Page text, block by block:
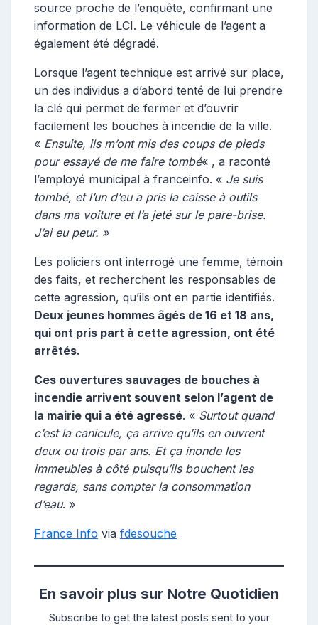
source proche de l’enquête, confirmant une
information de LCI. Le véhicule de l’agent a
également été dégradé.
Lorsque l’agent technique est arrivé sur place,
un des individus a d’abord tenté de lui prendre
la clé qui permet de fermer et d’ouvrir
facilement les bouches à incendie de la ville.
« Ensuite, ils m’ont mis des coups de pieds
pour essayé de me faire tombé« , a raconté
l’employé municipal à franceinfo. « Je suis
tombé, et l’un d’eu a pris la caisse à outils
dans ma voiture et l’a jeté sur le pare-brise.
J’ai eu peur. »
Les policiers ont interrogé une femme, témoin
des faits, et recherchent les responsables de
cette agression, qu’ils ont en partie identifiés.
Deux jeunes hommes âgés de 16 et 18 ans,
qui ont pris part à cette agression, ont été
arrêtés.
Ces ouvertures sauvages de bouches à
incendie arrivent souvent selon l’agent de
la mairie qui a été agressé. « Surtout quand
c’est la canicule, ça arrive qu’ils en ouvrent
deux ou trois par ans. Et ça inonde les
immeubles à côté puisqu’ils bouchent les
regards, sans compter la consommation
d’eau. »
France Info via fdesouche
En savoir plus sur Notre Quotidien
Subscribe to get the latest posts sent to your